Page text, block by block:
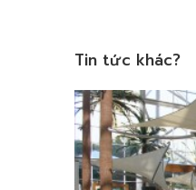
Tin tức khác?